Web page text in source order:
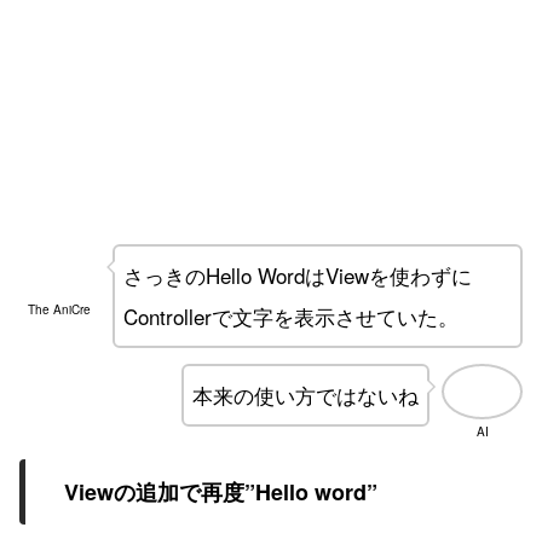
The AniCre
さっきのHello WordはViewを使わずに
Controllerで文字を表示させていた。
AI
本来の使い方ではないね
Viewの追加で再度”Hello word”